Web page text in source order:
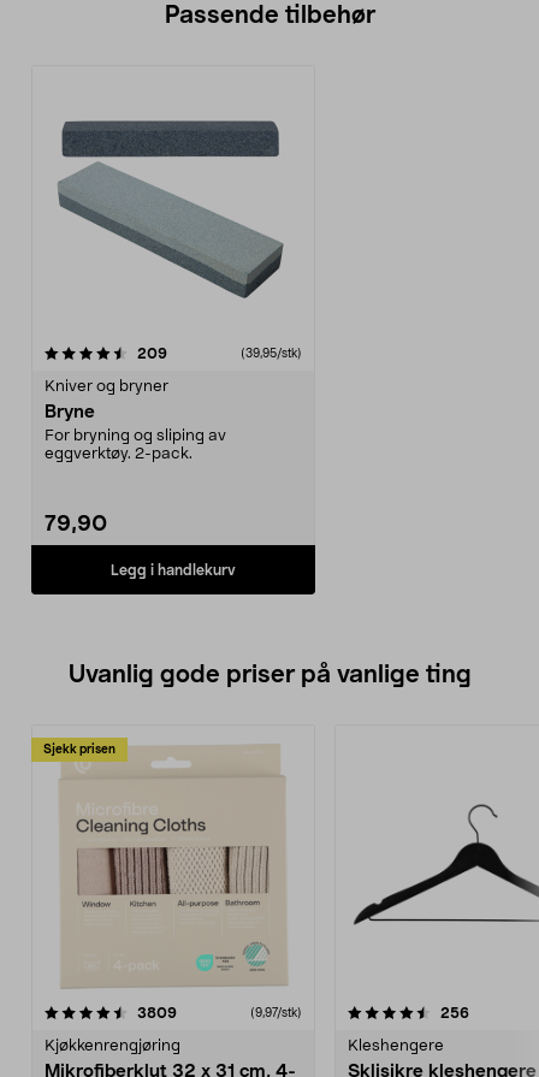
Passende tilbehør
209anmeldelser(39,95/stk)
Kniver og bryner
Bryne
For bryning og sliping av
eggverktøy. 2-pack.
79,90
Legg i handlekurv
Uvanlig gode priser på vanlige ting
Sjekk prisen
3809anmeldelser(9,97/stk)
Kjøkkenrengjøring
Mikrofiberklut 32 x 31 cm, 4-
4.5av 5 stjerner 256
Kleshengere
Sklisikre
4.5av 5 stjerner